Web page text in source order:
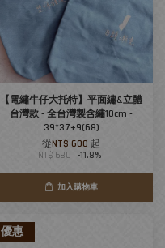
【電繡牛仔大托特】平面繡&立體
台灣款 - 全台灣製含繡10cm -
39*37+9(68)
從NT$ 600 起
NT$ 680 -11.8%
加入購物車
優惠